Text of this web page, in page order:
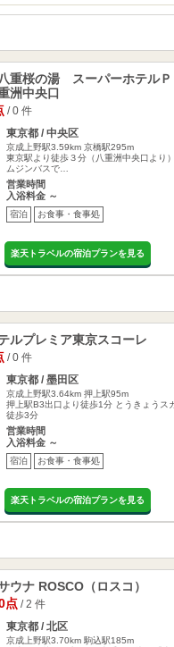
重桜の湯 スーパーホテルＰ
洲中央口
/ 0 件
東京都 / 中央区
京成上野駅3.59km 京橋駅295m
東京駅より徒歩３分（八重洲中央口より
ムジンバスで…
営業時間
入浴料金 ～
宿泊 お食事・食事処
楽天トラベルの宿泊プランを見る
ルプレミア東京スコーレ
/ 0 件
東京都 / 墨田区
京成上野駅3.64km 押上駅95m
押上駅B3出口より徒歩1分 とうきょうス
徒歩3分
営業時間
入浴料金 ～
宿泊 お食事・食事処
楽天トラベルの宿泊プランを見る
ウナ ROSCO（ロスコ）
点/ 2 件
東京都 / 北区
京成上野駅3.70km 駒込駅185m